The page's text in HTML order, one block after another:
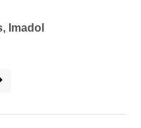
Imadol